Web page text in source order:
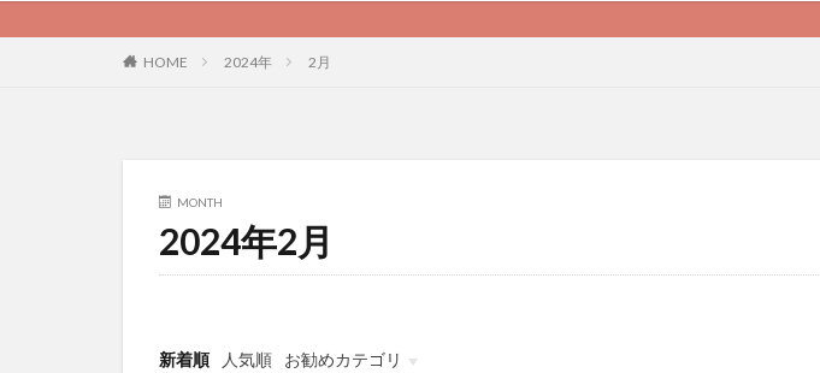
HOME 2024年 2月
MONTH
2024年2月
新着順 人気順 お勧めカテゴリ